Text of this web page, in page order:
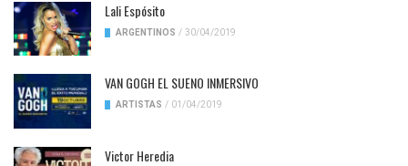
Lali Espósito
ARGENTINOS / 30/04/2019
VAN GOGH EL SUENO INMERSIVO
ARTISTAS / 01/04/2019
Victor Heredia